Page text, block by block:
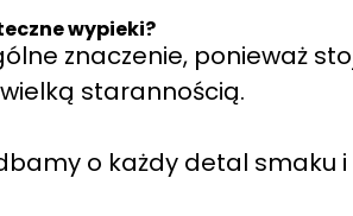
wypieki?
znaczenie, ponieważ
starannością.
o każdy detal smaku i